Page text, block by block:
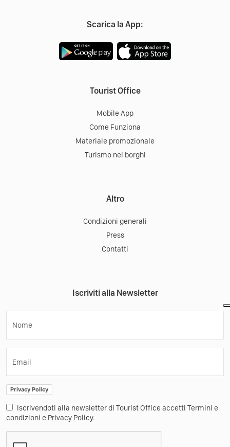
Scarica la App:
Tourist Office
Mobile App
Come Funziona
Materiale promozionale
Turismo nei borghi
Altro
Condizioni generali
Press
Contatti
Iscriviti alla Newsletter
Nome
Email
Privacy Policy
Iscrivendoti alla newsletter di Tourist Office accetti Termini e
condizioni e Privacy Policy.